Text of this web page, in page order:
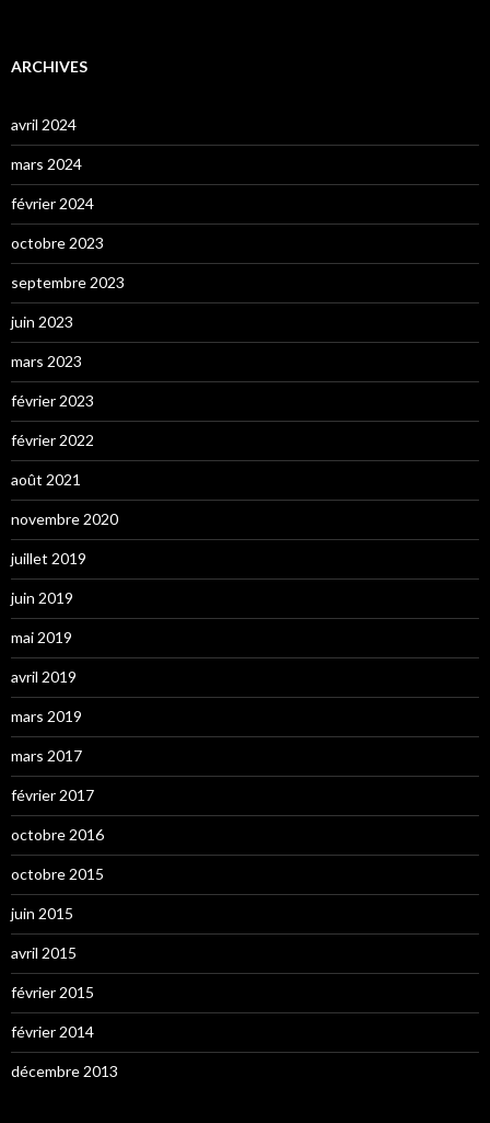
ARCHIVES
avril 2024
mars 2024
février 2024
octobre 2023
septembre 2023
juin 2023
mars 2023
février 2023
février 2022
août 2021
novembre 2020
juillet 2019
juin 2019
mai 2019
avril 2019
mars 2019
mars 2017
février 2017
octobre 2016
octobre 2015
juin 2015
avril 2015
février 2015
février 2014
décembre 2013